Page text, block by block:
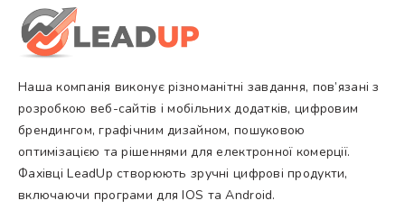
Наша компанія виконує різноманітні завдання, пов’язані з
розробкою веб-сайтів і мобільних додатків, цифровим
брендингом, графічним дизайном, пошуковою
оптимізацією та рішеннями для електронної комерції.
Фахівці LeadUp створюють зручні цифрові продукти,
включаючи програми для IOS та Android.